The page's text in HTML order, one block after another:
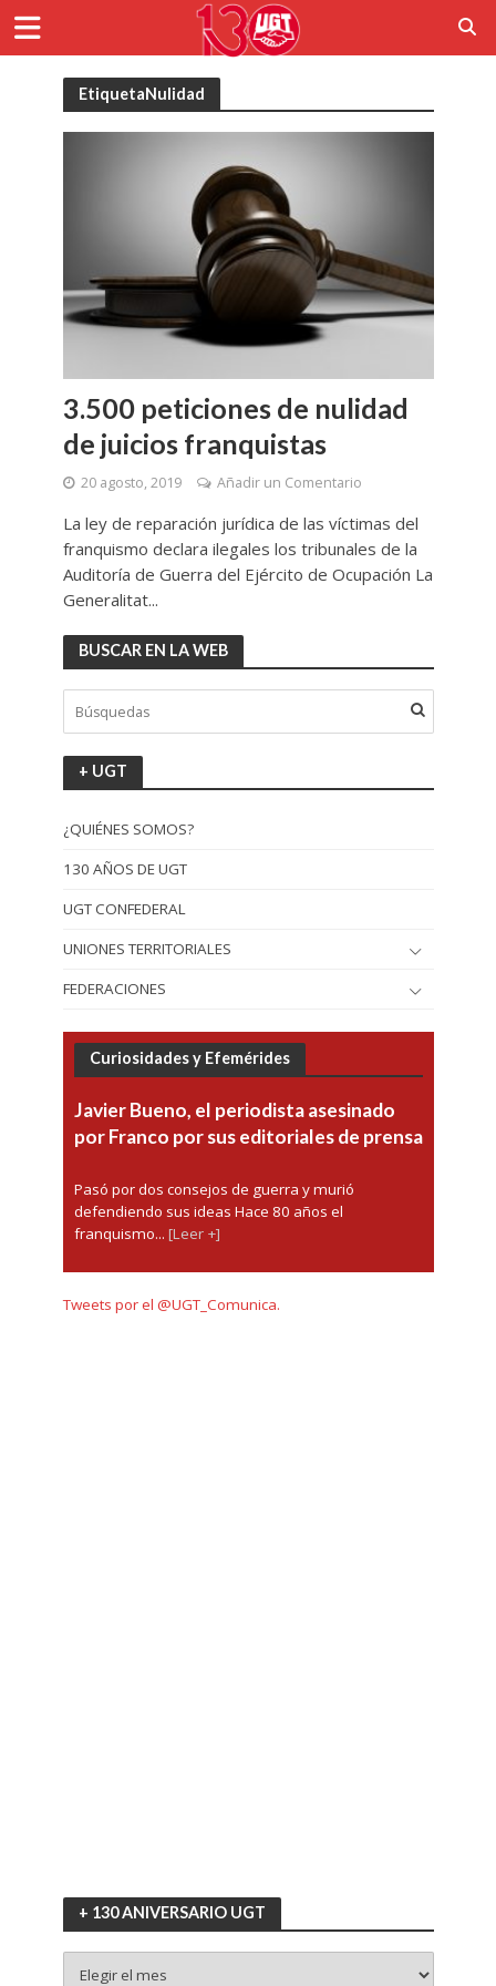
EtiquetaNulidad
3.500 peticiones de nulidad
de juicios franquistas
20 agosto, 2019 Añadir un Comentario
La ley de reparación jurídica de las víctimas del
franquismo declara ilegales los tribunales de la
Auditoría de Guerra del Ejército de Ocupación La
Generalitat...
BUSCAR EN LA WEB
+ UGT
¿QUIÉNES SOMOS?
130 AÑOS DE UGT
UGT CONFEDERAL
UNIONES TERRITORIALES
FEDERACIONES
Curiosidades y Efemérides
Javier Bueno, el periodista asesinado
por Franco por sus editoriales de prensa
Pasó por dos consejos de guerra y murió
defendiendo sus ideas Hace 80 años el
franquismo... [Leer +]
Tweets por el @UGT_Comunica.
+ 130 ANIVERSARIO UGT
130